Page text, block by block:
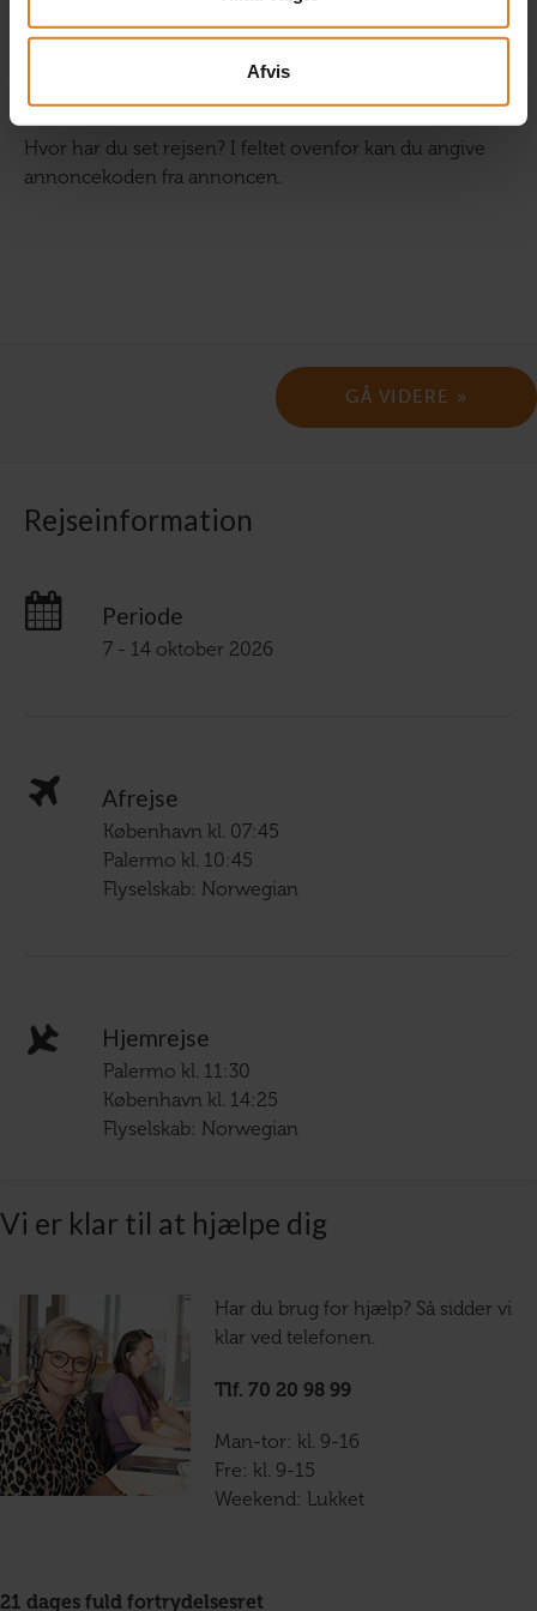
Afvis
Hvor har du set rejsen? I feltet ovenfor kan du angive
annoncekoden fra annoncen.
Rejseinformation
Periode
7 - 14 oktober 2026
Afrejse
København kl. 07:45
Palermo kl. 10:45
Flyselskab: Norwegian
Hjemrejse
Palermo kl. 11:30
København kl. 14:25
Flyselskab: Norwegian
Vi er klar til at hjælpe dig
Har du brug for hjælp? Så sidder vi
klar ved telefonen.
Tlf. 70 20 98 99
Man-tor: kl. 9-16
Fre: kl. 9-15
Weekend: Lukket
21 dages fuld fortrydelsesret